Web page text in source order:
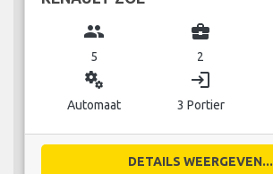
group
5
business_center
2
miscellaneous_services
Automaat
login
3 Portier
DETAILS WEERGEVEN...